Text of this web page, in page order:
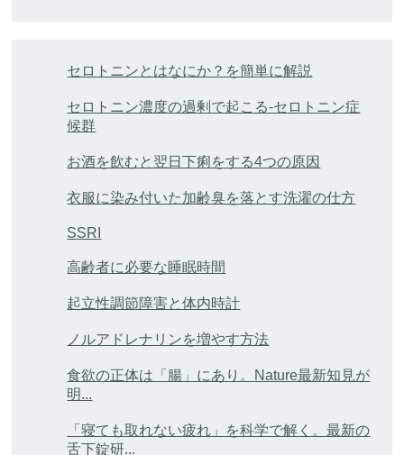
セロトニンとはなにか？を簡単に解説
セロトニン濃度の過剰で起こる-セロトニン症
候群
お酒を飲むと翌日下痢をする4つの原因
衣服に染み付いた加齢臭を落とす洗濯の仕方
SSRI
高齢者に必要な睡眠時間
起立性調節障害と体内時計
ノルアドレナリンを増やす方法
食欲の正体は「腸」にあり。Nature最新知見が
明...
「寝ても取れない疲れ」を科学で解く。最新の
舌下錠研...